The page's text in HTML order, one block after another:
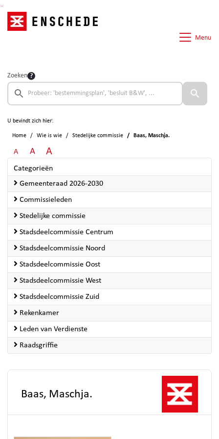
Menu
Zoeken
U bevindt zich hier:
Home Wie is wie Stedelijke commissie Baas, Maschja.
A A A
Categorieën
Gemeenteraad 2026-2030
Commissieleden
Stedelijke commissie
Stadsdeelcommissie Centrum
Stadsdeelcommissie Noord
Stadsdeelcommissie Oost
Stadsdeelcommissie West
Stadsdeelcommissie Zuid
Rekenkamer
Leden van Verdienste
Raadsgriffie
Baas, Maschja.